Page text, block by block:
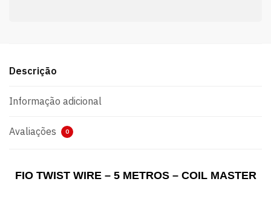
Descrição
Informação adicional
Avaliações 0
FIO TWIST WIRE – 5 METROS – COIL MASTER